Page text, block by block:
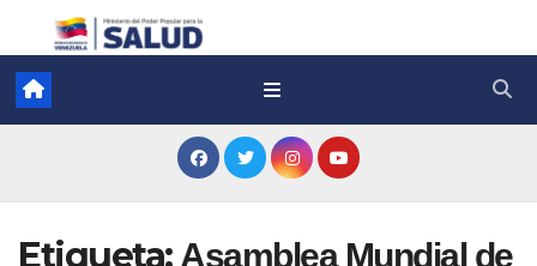
Etiqueta: Asamblea Mundial de